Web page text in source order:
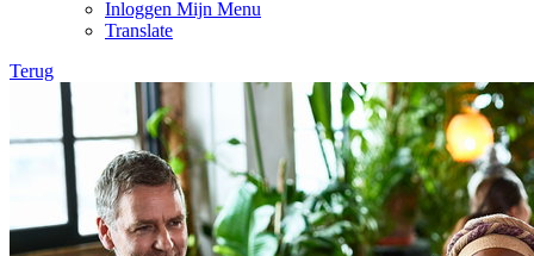
Inloggen Mijn Menu
Translate
Terug